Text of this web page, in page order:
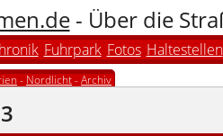
- Über die
Fuhrpark Fotos Haltestellen
- Nordlicht-Archiv